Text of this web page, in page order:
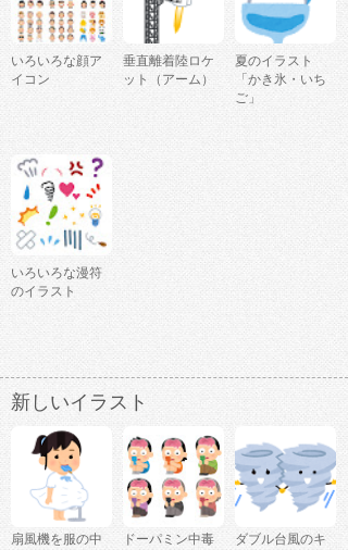
いろいろな顔ア
イコン
垂直離着陸ロケ
ット（アーム）
夏のイラスト
「かき氷・いち
ご」
いろいろな漫符
のイラスト
新しいイラスト
扇風機を服の中 ドーパミン中毒 ダブル台風のキ